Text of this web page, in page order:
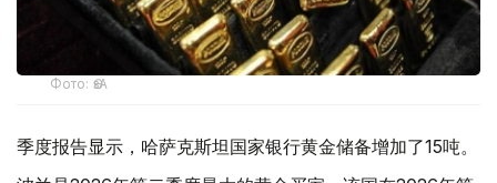
Фото: ӨзА
季度报告显示，哈萨克斯坦国家银行黄金储备增加了15吨。